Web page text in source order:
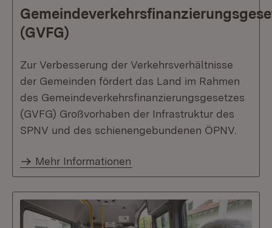
(GVFG)
Zur Verbesserung der Verkehrsverhältnisse
der Gemeinden fördert das Land im Rahmen
des Gemeindeverkehrsfinanzierungsgesetzes
(GVFG) Großvorhaben der Infrastruktur des
SPNV und des schienengebundenen ÖPNV.
Mehr Informationen